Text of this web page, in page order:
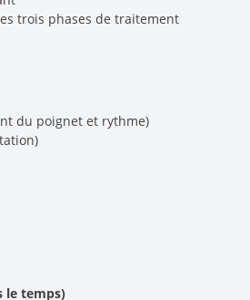
trois phases de traitement
du poignet et rythme)
le temps)